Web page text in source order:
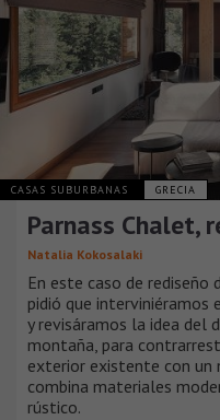
CASAS SUBURBANAS GRECIA
Parnass Chalet,
Natalia Kokosalaki
En este caso de
pidió que interviniéramos
y revisáramos la idea del
montaña, para
exterior existente con un
combina materiales
rústico.